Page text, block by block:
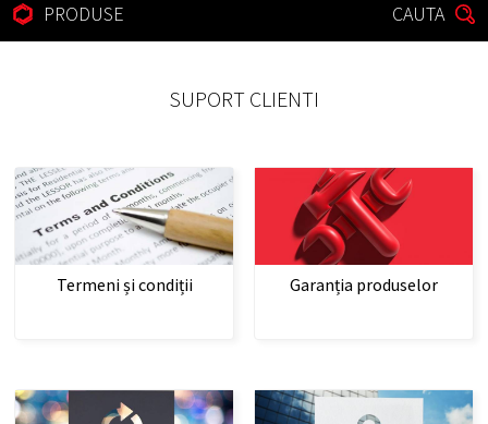
PRODUSE CAUTA
SUPORT CLIENTI
Termeni și condiții Garanția produselor